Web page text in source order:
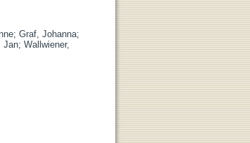
; Graf, Johanna;
Jan; Wallwiener,